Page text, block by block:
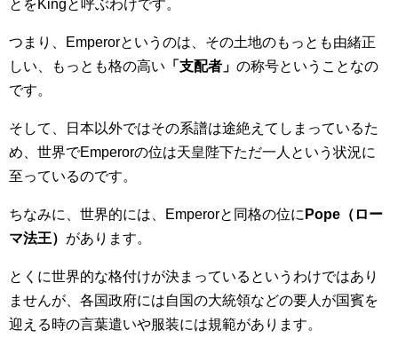
とをKingと呼ぶわけです。
つまり、Emperorというのは、その土地のもっとも由緒正
しい、もっとも格の高い 「支配者」 の称号ということなの
です。
そして、日本以外ではその系譜は途絶えてしまっているた
め、世界でEmperorの位は天皇陛下ただ一人という状況に
至っているのです。
ちなみに、世界的には、Emperorと同格の位に Pope（ロー
マ法王） があります。
とくに世界的な格付けが決まっているというわけではあり
ませんが、各国政府には自国の大統領などの要人が国賓を
迎える時の言葉遣いや服装には規範があります。